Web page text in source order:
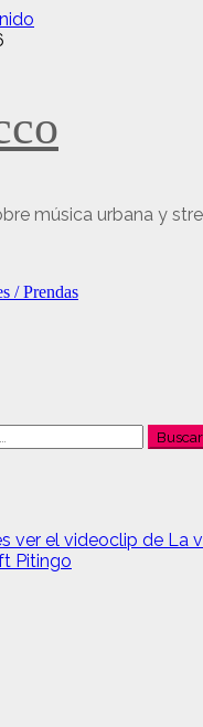
música urbana y
/ Prendas
ver el videoclip de La
Pitingo